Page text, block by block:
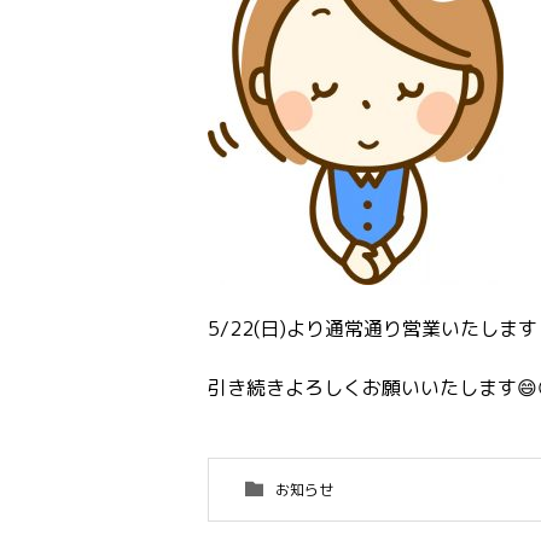
5/22(日)より通常通り営業いたしま
引き続きよろしくお願いいたします
お知らせ